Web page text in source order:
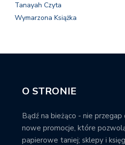
Tanayah Czyta
Wymarzona Książka
O STRONIE
Bądź na bieżąco - nie przegap
nowe promocje, które
papierowe taniej; sklepy i